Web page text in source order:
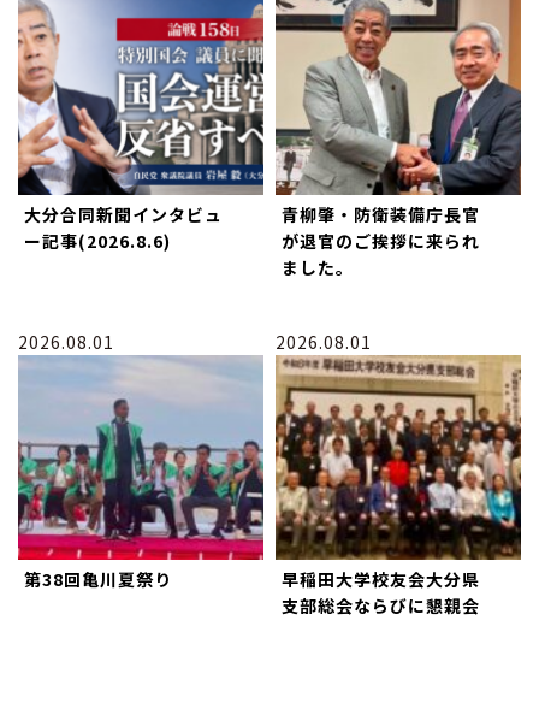
大分合同新聞インタビュ
ー記事(2026.8.6)
青柳肇・防衛装備庁長官
が退官のご挨拶に来られ
ました。
2026.08.01
第38回亀川夏祭り
2026.08.01
早稲田大学校友会大分県
支部総会ならびに懇親会